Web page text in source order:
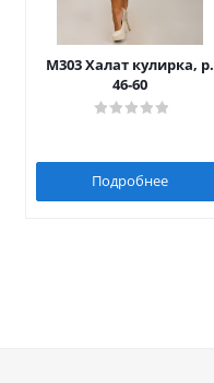
М303 Халат кулирка, р.
46-60
Подробнее